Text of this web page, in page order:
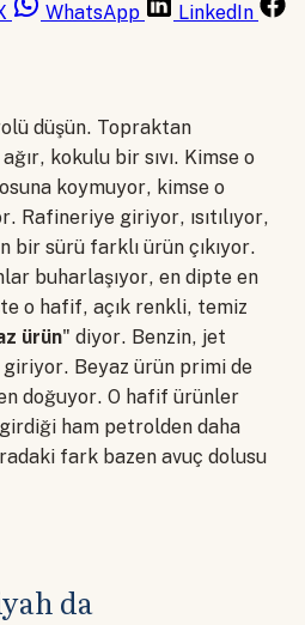
WhatsApp
LinkedIn
düşün. Topraktan
kokulu bir sıvı. Kimse o
koymuyor, kimse o
Rafineriye giriyor, ısıtılıyor,
bir sürü farklı ürün çıkıyor.
buharlaşıyor, en dipte en
o hafif, açık renkli, temiz
ürün" diyor. Benzin, jet
Beyaz ürün primi de
doğuyor. O hafif ürünler
ham petrolden daha
fark bazen avuç dolusu
da